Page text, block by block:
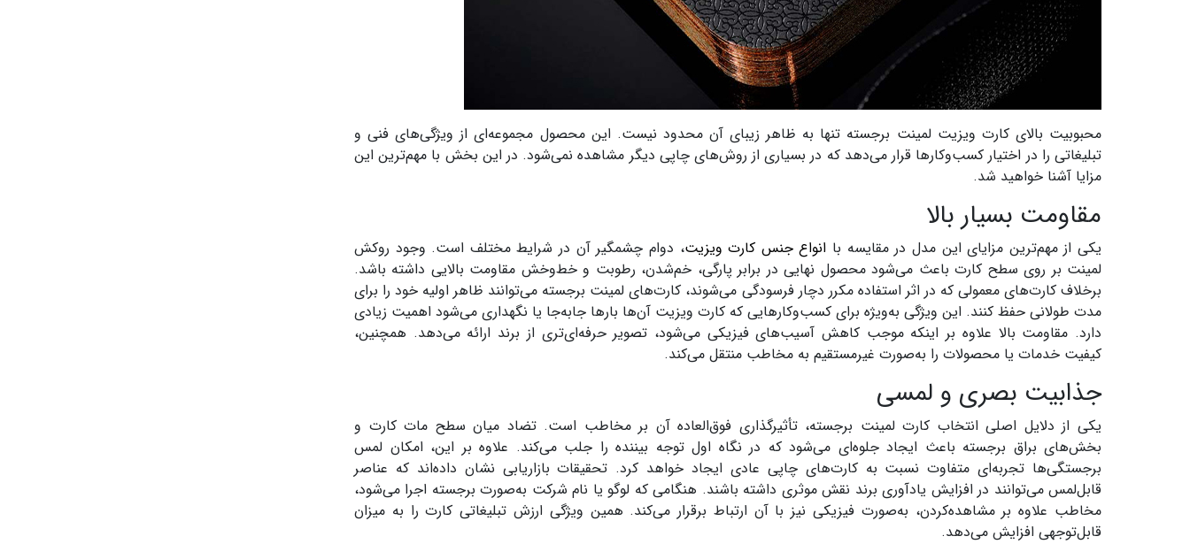
محبوبیت بالای کارت ویزیت لمینت برجسته تنها به ظاهر زیبای آن محدود نیست. این محصول مجموعه‌ای از ویژگی‌های فنی و
تبلیغاتی را در اختیار کسب‌وکارها قرار می‌دهد که در بسیاری از روش‌های چاپی دیگر مشاهده نمی‌شود. در این بخش با مهم‌ترین این
مزایا آشنا خواهید شد.
مقاومت بسیار بالا
یکی از مهم‌ترین مزایای این مدل در مقایسه با انواع جنس کارت ویزیت، دوام چشمگیر آن در شرایط مختلف است. وجود روکش
لمینت بر روی سطح کارت باعث می‌شود محصول نهایی در برابر پارگی، خم‌شدن، رطوبت و خط‌وخش مقاومت بالایی داشته باشد.
برخلاف کارت‌های معمولی که در اثر استفاده مکرر دچار فرسودگی می‌شوند، کارت‌های لمینت برجسته می‌توانند ظاهر اولیه خود را برای
مدت طولانی حفظ کنند. این ویژگی به‌ویژه برای کسب‌وکارهایی که کارت ویزیت آن‌ها بارها جابه‌جا یا نگهداری می‌شود اهمیت زیادی
دارد. مقاومت بالا علاوه بر اینکه موجب کاهش آسیب‌های فیزیکی می‌شود، تصویر حرفه‌ای‌تری از برند ارائه می‌دهد. همچنین،
کیفیت خدمات یا محصولات را به‌صورت غیرمستقیم به مخاطب منتقل می‌کند.
جذابیت بصری و لمسی
یکی از دلایل اصلی انتخاب کارت لمینت برجسته، تأثیرگذاری فوق‌العاده آن بر مخاطب است. تضاد میان سطح مات کارت و
بخش‌های براق برجسته باعث ایجاد جلوه‌ای می‌شود که در نگاه اول توجه بیننده را جلب می‌کند. علاوه بر این، امکان لمس
برجستگی‌ها تجربه‌ای متفاوت نسبت به کارت‌های چاپی عادی ایجاد خواهد کرد. تحقیقات بازاریابی نشان داده‌اند که عناصر
قابل‌لمس می‌توانند در افزایش یادآوری برند نقش موثری داشته باشند. هنگامی که لوگو یا نام شرکت به‌صورت برجسته اجرا می‌شود،
مخاطب علاوه بر مشاهده‌کردن، به‌صورت فیزیکی نیز با آن ارتباط برقرار می‌کند. همین ویژگی ارزش تبلیغاتی کارت را به میزان
قابل‌توجهی افزایش می‌دهد.